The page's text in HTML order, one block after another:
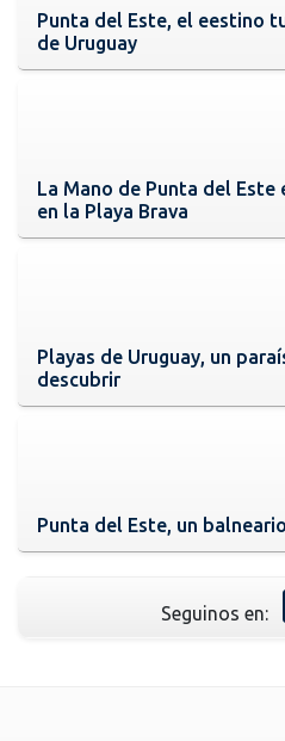
Punta del Este, el eestino
de Uruguay
La Mano de Punta del Este
en la Playa Brava
Playas de Uruguay, un
descubrir
Punta del Este, un
Seguinos en: